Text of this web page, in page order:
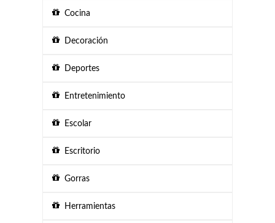
Cocina
Decoración
Deportes
Entretenimiento
Escolar
Escritorio
Gorras
Herramientas